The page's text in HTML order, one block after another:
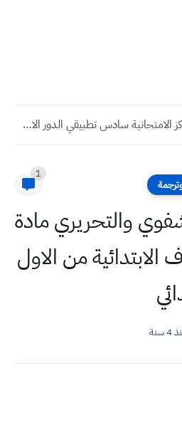
المراكز الامتحانية سادس تطبيقي الدور الاول 2022
1
والتحريري مادة
الابتدائية من الاول
سنة